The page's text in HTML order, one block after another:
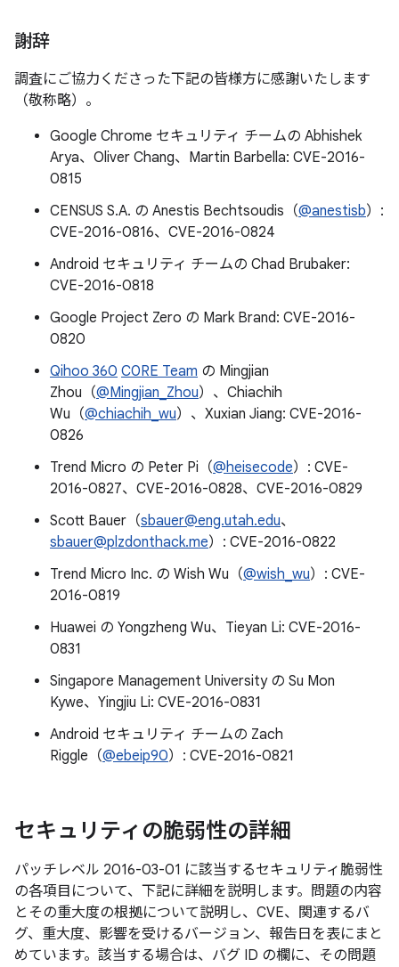
謝辞
調査にご協力くださった下記の皆様方に感謝いたします
（敬称略）。
Google Chrome セキュリティ チームの Abhishek
Arya、Oliver Chang、Martin Barbella: CVE-2016-
0815
CENSUS S.A. の Anestis Bechtsoudis（@anestisb）:
CVE-2016-0816、CVE-2016-0824
Android セキュリティ チームの Chad Brubaker:
CVE-2016-0818
Google Project Zero の Mark Brand: CVE-2016-
0820
Qihoo 360 C0RE Team の Mingjian
Zhou（@Mingjian_Zhou）、Chiachih
Wu（@chiachih_wu）、Xuxian Jiang: CVE-2016-
0826
Trend Micro の Peter Pi（@heisecode）: CVE-
2016-0827、CVE-2016-0828、CVE-2016-0829
Scott Bauer（sbauer@eng.utah.edu、
sbauer@plzdonthack.me）: CVE-2016-0822
Trend Micro Inc. の Wish Wu（@wish_wu）: CVE-
2016-0819
Huawei の Yongzheng Wu、Tieyan Li: CVE-2016-
0831
Singapore Management University の Su Mon
Kywe、Yingjiu Li: CVE-2016-0831
Android セキュリティ チームの Zach
Riggle（@ebeip90）: CVE-2016-0821
セキュリティの脆弱性の詳細
パッチレベル 2016-03-01 に該当するセキュリティ脆弱性
の各項目について、下記に詳細を説明します。問題の内容
とその重大度の根拠について説明し、CVE、関連するバ
グ、重大度、影響を受けるバージョン、報告日を表にまと
めています。該当する場合は、バグ ID の欄に、その問題